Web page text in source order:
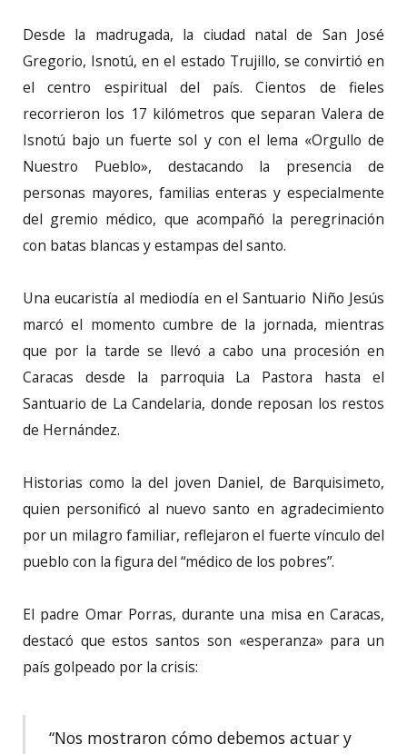
Desde la madrugada, la ciudad natal de San José
Gregorio, Isnotú, en el estado Trujillo, se convirtió en
el centro espiritual del país. Cientos de fieles
recorrieron los 17 kilómetros que separan Valera de
Isnotú bajo un fuerte sol y con el lema «Orgullo de
Nuestro Pueblo», destacando la presencia de
personas mayores, familias enteras y especialmente
del gremio médico, que acompañó la peregrinación
con batas blancas y estampas del santo.
Una eucaristía al mediodía en el Santuario Niño Jesús
marcó el momento cumbre de la jornada, mientras
que por la tarde se llevó a cabo una procesión en
Caracas desde la parroquia La Pastora hasta el
Santuario de La Candelaria, donde reposan los restos
de Hernández.
Historias como la del joven Daniel, de Barquisimeto,
quien personificó al nuevo santo en agradecimiento
por un milagro familiar, reflejaron el fuerte vínculo del
pueblo con la figura del “médico de los pobres”.
El padre Omar Porras, durante una misa en Caracas,
destacó que estos santos son «esperanza» para un
país golpeado por la crisis:
“Nos mostraron cómo debemos actuar y